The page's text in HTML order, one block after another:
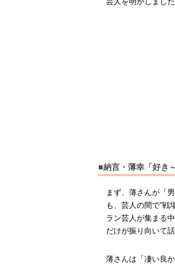
■納言・薄幸「好き
まず、薄さんが「
も、芸人の間で"戦
ラン芸人が集まる
だけが振り向いて
薄さんは「凄い良